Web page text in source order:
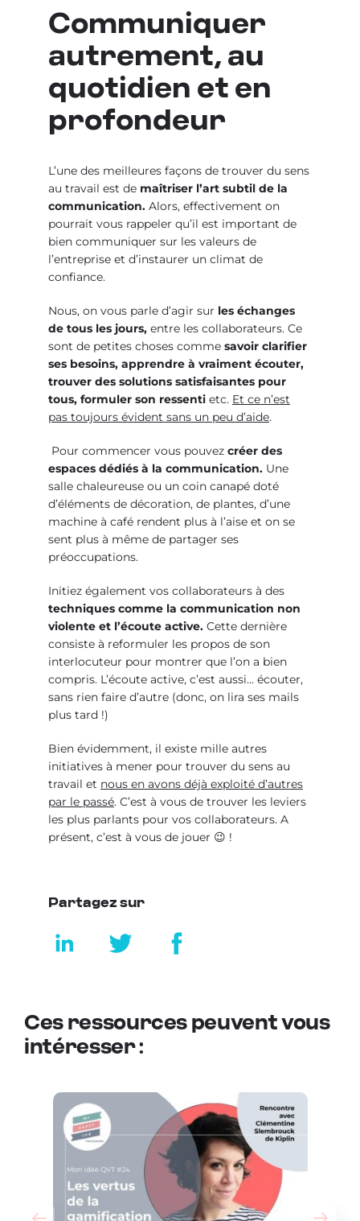
Communiquer
autrement, au
quotidien et en
profondeur
L’une des meilleures façons de trouver du sens
au travail est de maîtriser l’art subtil de la
communication. Alors, effectivement on
pourrait vous rappeler qu’il est important de
bien communiquer sur les valeurs de
l’entreprise et d’instaurer un climat de
confiance.
Nous, on vous parle d’agir sur les échanges
de tous les jours, entre les collaborateurs. Ce
sont de petites choses comme savoir clarifier
ses besoins, apprendre à vraiment écouter,
trouver des solutions satisfaisantes pour
tous, formuler son ressenti etc. Et ce n’est
pas toujours évident sans un peu d’aide.
Pour commencer vous pouvez créer des
espaces dédiés à la communication. Une
salle chaleureuse ou un coin canapé doté
d’éléments de décoration, de plantes, d’une
machine à café rendent plus à l’aise et on se
sent plus à même de partager ses
préoccupations.
Initiez également vos collaborateurs à des
techniques comme la communication non
violente et l’écoute active. Cette dernière
consiste à reformuler les propos de son
interlocuteur pour montrer que l’on a bien
compris. L’écoute active, c’est aussi… écouter,
sans rien faire d’autre (donc, on lira ses mails
plus tard !)
Bien évidemment, il existe mille autres
initiatives à mener pour trouver du sens au
travail et nous en avons déjà exploité d’autres
par le passé. C’est à vous de trouver les leviers
les plus parlants pour vos collaborateurs. A
présent, c’est à vous de jouer 😉 !
Partagez sur
Ces ressources peuvent vous
intéresser :